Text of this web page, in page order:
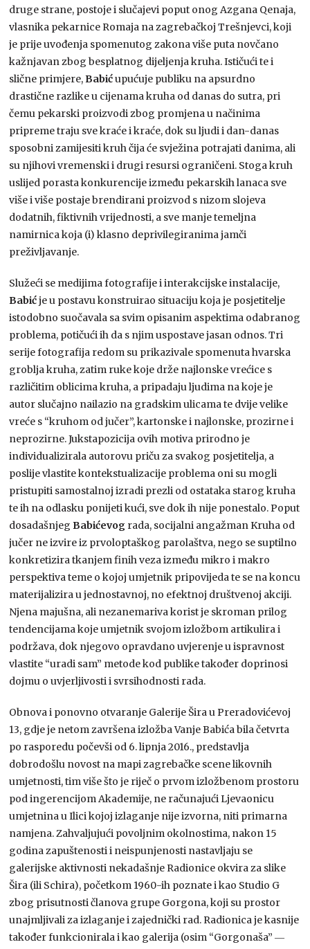
druge strane, postoje i slučajevi poput onog Azgana Qenaja,
vlasnika pekarnice Romaja na zagrebačkoj Trešnjevci, koji
je prije uvođenja spomenutog zakona više puta novčano
kažnjavan zbog besplatnog dijeljenja kruha. Ističući te i
slične primjere,Babićupućuje publiku na apsurdno
drastične razlike u cijenama kruha od danas do sutra, pri
čemu pekarski proizvodi zbog promjena u načinima
pripreme traju sve kraće i kraće, dok su ljudi i dan-danas
sposobni zamijesiti kruh čija će svježina potrajati danima, ali
su njihovi vremenski i drugi resursi ograničeni. Stoga kruh
uslijed porasta konkurencije između pekarskih lanaca sve
više i više postaje brendirani proizvod s nizom slojeva
dodatnih, fiktivnih vrijednosti, a sve manje temeljna
namirnica koja (i) klasno deprivilegiranima jamči
preživljavanje.
Služeći se medijima fotografije i interakcijske instalacije,
Babićje u postavu konstruirao situaciju koja je posjetitelje
istodobno suočavala sa svim opisanim aspektima odabranog
problema, potičući ih da s njim uspostave jasan odnos. Tri
serije fotografija redom su prikazivale spomenuta hvarska
groblja kruha, zatim ruke koje drže najlonske vrećice s
različitim oblicima kruha, a pripadaju ljudima na koje je
autor slučajno nailazio na gradskim ulicama te dvije velike
vreće s “kruhom od jučer”, kartonske i najlonske, prozirne i
neprozirne. Jukstapozicija ovih motiva prirodno je
individualizirala autorovu priču za svakog posjetitelja, a
poslije vlastite kontekstualizacije problema oni su mogli
pristupiti samostalnoj izradi prezli od ostataka starog kruha
te ih na odlasku ponijeti kući, sve dok ih nije ponestalo. Poput
dosadašnjegBabićevog rada, socijalni angažman Kruha od
jučer ne izvire iz prvoloptaškog parolaštva, nego se suptilno
konkretizira tkanjem finih veza između mikro i makro
perspektiva teme o kojoj umjetnik pripovijeda te se na koncu
materijalizira u jednostavnoj, no efektnoj društvenoj akciji.
Njena majušna, ali nezanemariva korist je skroman prilog
tendencijama koje umjetnik svojom izložbom artikulira i
podržava, dok njegovo opravdano uvjerenje u ispravnost
vlastite “uradi sam” metode kod publike također doprinosi
dojmu o uvjerljivosti i svrsihodnosti rada.
Obnova i ponovno otvaranje Galerije Šira u Preradovićevoj
13, gdje je netom završena izložba Vanje Babića bila četvrta
po rasporedu počevši od 6. lipnja 2016., predstavlja
dobrodošlu novost na mapi zagrebačke scene likovnih
umjetnosti, tim više što je riječ o prvom izložbenom prostoru
pod ingerencijom Akademije, ne računajući Ljevaonicu
umjetnina u Ilici kojoj izlaganje nije izvorna, niti primarna
namjena. Zahvaljujući povoljnim okolnostima, nakon 15
godina zapuštenosti i neispunjenosti nastavljaju se
galerijske aktivnosti nekadašnje Radionice okvira za slike
Šira (ili Schira), početkom 1960-ih poznate i kao Studio G
zbog prisutnosti članova grupe Gorgona, koji su prostor
unajmljivali za izlaganje i zajednički rad. Radionica je kasnije
također funkcionirala i kao galerija (osim “Gorgonaša” ―